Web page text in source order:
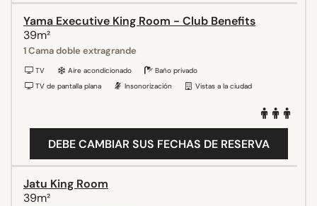
Yama Executive King Room - Club Benefits
39m²
1 Cama doble extragrande
TV Aire acondicionado
Baño privado
TV de pantalla plana
Insonorización Vistas a la ciudad
DEBE CAMBIAR SUS FECHAS DE RESERVA
Jatu King Room
39m²